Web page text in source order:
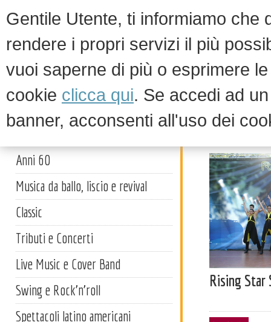
Gentile Utente, ti informiamo che
rendere i propri servizi il più
vuoi saperne di più o esprimere
cookie clicca qui. Se accedi ad
banner, acconsenti all'uso dei
Artisti
Anni 60
Musica da ballo, liscio e revival
Classic
Tributi e Concerti
Live Music e Cover Band
Swing e Rock'n'roll
Spettacoli latino americani
Varietà
Rising Star